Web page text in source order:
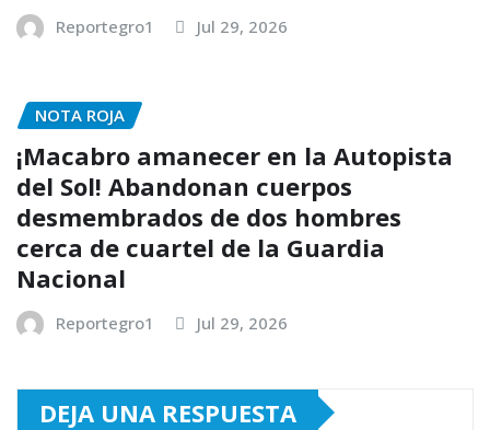
Reportegro1 Jul 29, 2026
NOTA ROJA
¡Macabro amanecer en la Autopista
del Sol! Abandonan cuerpos
desmembrados de dos hombres
cerca de cuartel de la Guardia
Nacional
Reportegro1 Jul 29, 2026
DEJA UNA RESPUESTA